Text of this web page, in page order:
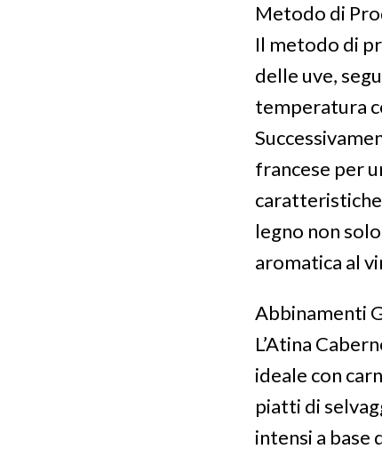
Metodo di
Il metodo di
delle uve,
temperatura
francese per
legno non
aromatica al
Abbinamenti
L’Atina
ideale con
piatti di
intensi a base